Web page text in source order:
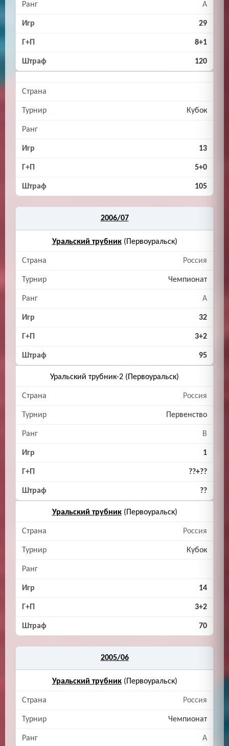
A
29
8+1
120
Кубок
13
5+0
105
2006/07
Уральский трубник(Первоуральск)
Россия
Чемпионат
A
32
3+2
95
Уральский трубник-2 (Первоуральск)
Россия
Первенство
B
1
??+??
??
Уральский трубник(Первоуральск)
Россия
Кубок
14
3+2
70
2005/06
Уральский трубник(Первоуральск)
Россия
Чемпионат
A